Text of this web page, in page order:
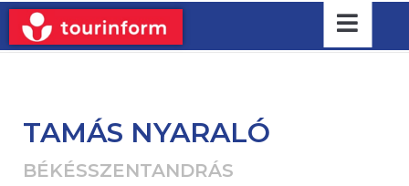
TAMÁS NYARALÓ
BÉKÉSSZENTANDRÁS